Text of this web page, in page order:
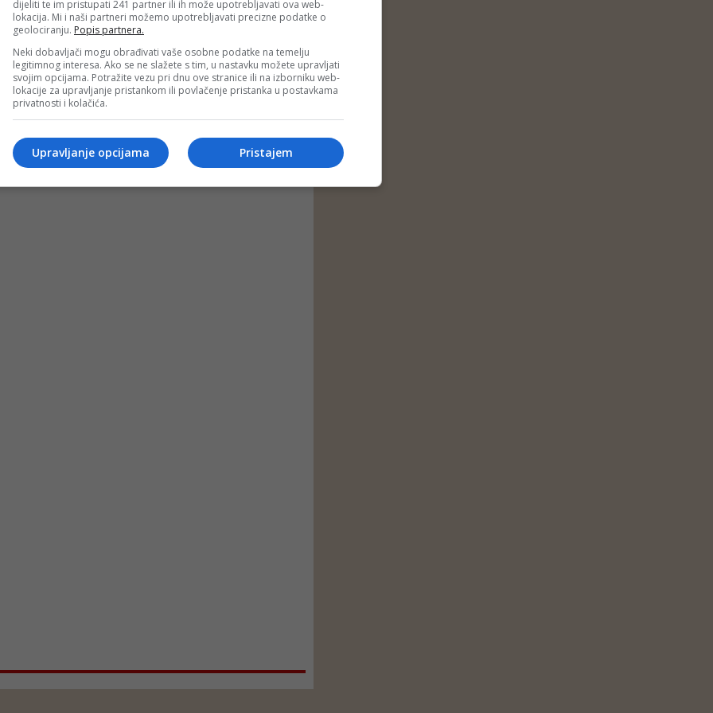
dijeliti te im pristupati 241 partner ili ih može upotrebljavati ova web-
lokacija. Mi i naši partneri možemo upotrebljavati precizne podatke o
geolociranju. Popis partnera.
Neki dobavljači mogu obrađivati vaše osobne podatke na temelju
legitimnog interesa. Ako se ne slažete s tim, u nastavku možete upravljati
svojim opcijama. Potražite vezu pri dnu ove stranice ili na izborniku web-
lokacije za upravljanje pristankom ili povlačenje pristanka u postavkama
privatnosti i kolačića.
Pristajem
Upravljanje opcijama